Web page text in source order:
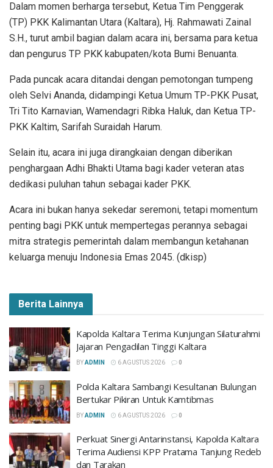
Dalam momen berharga tersebut, Ketua Tim Penggerak
(TP) PKK Kalimantan Utara (Kaltara), Hj. Rahmawati Zainal
S.H., turut ambil bagian dalam acara ini, bersama para ketua
dan pengurus TP PKK kabupaten/kota Bumi Benuanta.
Pada puncak acara ditandai dengan pemotongan tumpeng
oleh Selvi Ananda, didampingi Ketua Umum TP-PKK Pusat,
Tri Tito Karnavian, Wamendagri Ribka Haluk, dan Ketua TP-
PKK Kaltim, Sarifah Suraidah Harum.
Selain itu, acara ini juga dirangkaian dengan diberikan
penghargaan Adhi Bhakti Utama bagi kader veteran atas
dedikasi puluhan tahun sebagai kader PKK.
Acara ini bukan hanya sekedar seremoni, tetapi momentum
penting bagi PKK untuk mempertegas perannya sebagai
mitra strategis pemerintah dalam membangun ketahanan
keluarga menuju Indonesia Emas 2045. (dkisp)
Berita Lainnya
Kapolda Kaltara Terima Kunjungan Silaturahmi
Jajaran Pengadilan Tinggi Kaltara
BYADMIN 6 AGUSTUS 2026 0
Polda Kaltara Sambangi Kesultanan Bulungan
Bertukar Pikiran Untuk Kamtibmas
BYADMIN 6 AGUSTUS 2026 0
Perkuat Sinergi Antarinstansi, Kapolda Kaltara
Terima Audiensi KPP Pratama Tanjung Redeb
dan Tarakan